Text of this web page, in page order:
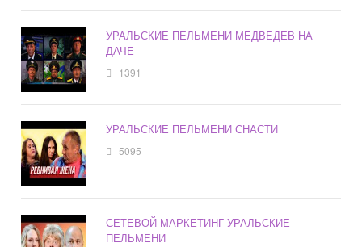
УРАЛЬСКИЕ ПЕЛЬМЕНИ МЕДВЕДЕВ НА
ДАЧЕ
1391
УРАЛЬСКИЕ ПЕЛЬМЕНИ СНАСТИ
5095
СЕТЕВОЙ МАРКЕТИНГ УРАЛЬСКИЕ
ПЕЛЬМЕНИ